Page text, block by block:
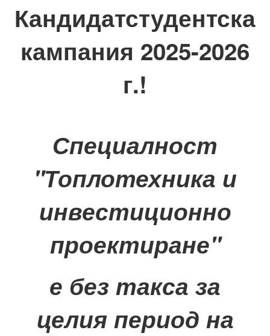
Кандидатстудентска
кампания 2025-2026
г.!
Специалност
"Топлотехника и
инвестиционно
проектиране"
е без такса за
целия период на